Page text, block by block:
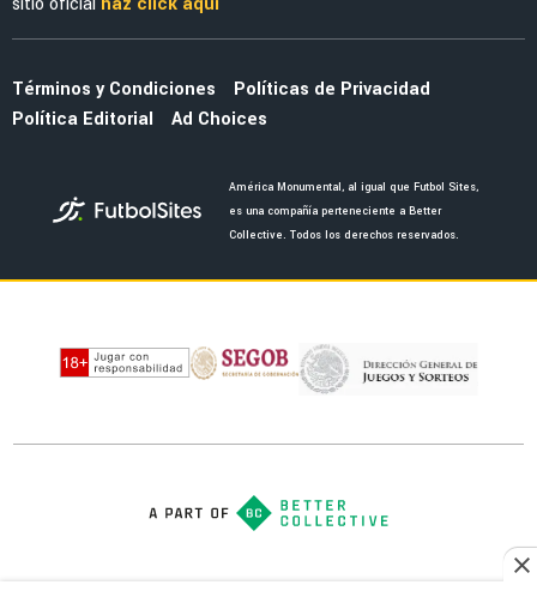
Julián Quiñones habló de su polémica salida
ante Inglaterra
La remodelación del Estadio Azteca provoca